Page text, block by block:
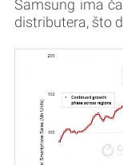
Samsung ima
distributera, što